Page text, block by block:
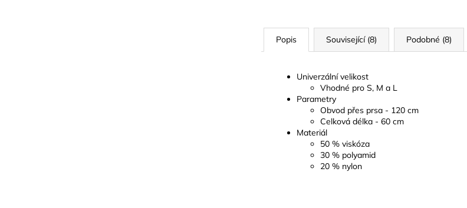
Popis Související (8) Podobné (8)
Univerzální velikost
Vhodné pro S, M a L
Parametry
Obvod přes prsa - 120 cm
Celková délka - 60 cm
Materiál
50 % viskóza
30 % polyamid
20 % nylon